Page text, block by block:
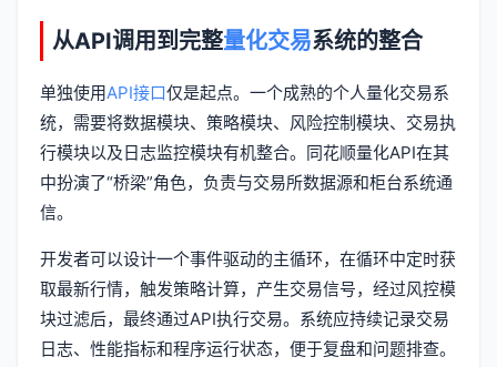
从API调用到完整量化交易系统的整合
单独使用API接口仅是起点。一个成熟的个人量化交易系
统，需要将数据模块、策略模块、风险控制模块、交易执
行模块以及日志监控模块有机整合。同花顺量化API在其
中扮演了“桥梁”角色，负责与交易所数据源和柜台系统通
信。
开发者可以设计一个事件驱动的主循环，在循环中定时获
取最新行情，触发策略计算，产生交易信号，经过风控模
块过滤后，最终通过API执行交易。系统应持续记录交易
日志、性能指标和程序运行状态，便于复盘和问题排查。